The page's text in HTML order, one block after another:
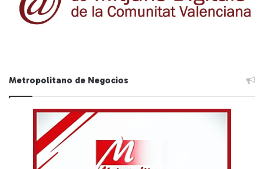
Metropolitano de Negocios